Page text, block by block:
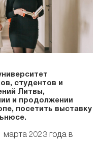
студентов и
Литвы,
и продолжении
посетить выставку
марта 2023 года в